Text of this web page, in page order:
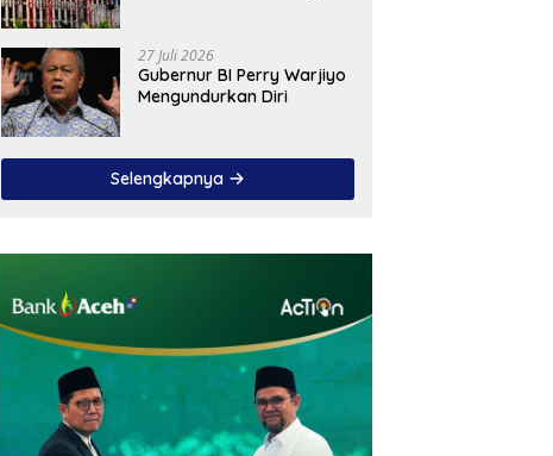
27 Juli 2026
Gubernur BI Perry Warjiyo
Mengundurkan Diri
Selengkapnya